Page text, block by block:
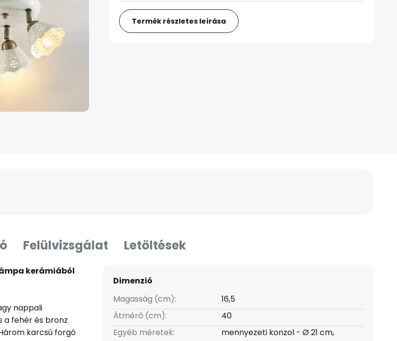
Termék részletes leírása
Felülvizsgálat Letöltések
kerámiából
nappali
a fehér és bronz
karcsú forgó
Dimenzió
Magasság (cm):
16,5
Átmérő (cm):
40
Egyéb méretek:
mennyezeti konzol - Ø 21 cm,